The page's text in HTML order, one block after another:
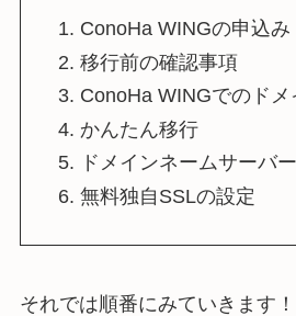
ConoHa WINGの申込み
移行前の確認事項
ConoHa WINGでのドメ
かんたん移行
ドメインネームサーバ
無料独自SSLの設定
それでは順番にみていきます！